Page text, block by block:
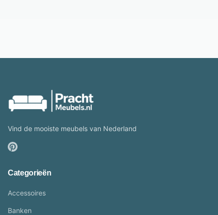
Vind de mooiste meubels van Nederland
Categorieën
Accessoires
Banken